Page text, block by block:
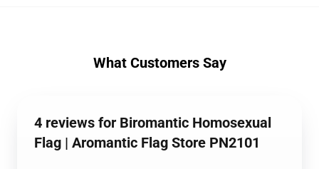
What Customers Say
4 reviews for Biromantic Homosexual
Flag | Aromantic Flag Store PN2101